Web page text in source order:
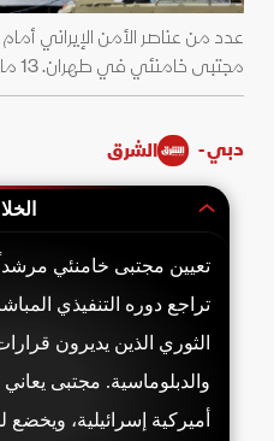
عدد من عناصر الأمن الإيراني
مجتبى خامنئي في طهران. 13 مارس 2026 - REUTERS
دبي - الشرق
تعيين مجتبى خامنئي مرشداً
تراجع دوره التنفيذي
الثوري الذين يديرون
والدبلوماسية. مجتبى
أميركية إسرائيلية، ويخضع